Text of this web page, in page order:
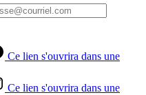
Ce lien s'ouvrira dans une
Ce lien s'ouvrira dans une